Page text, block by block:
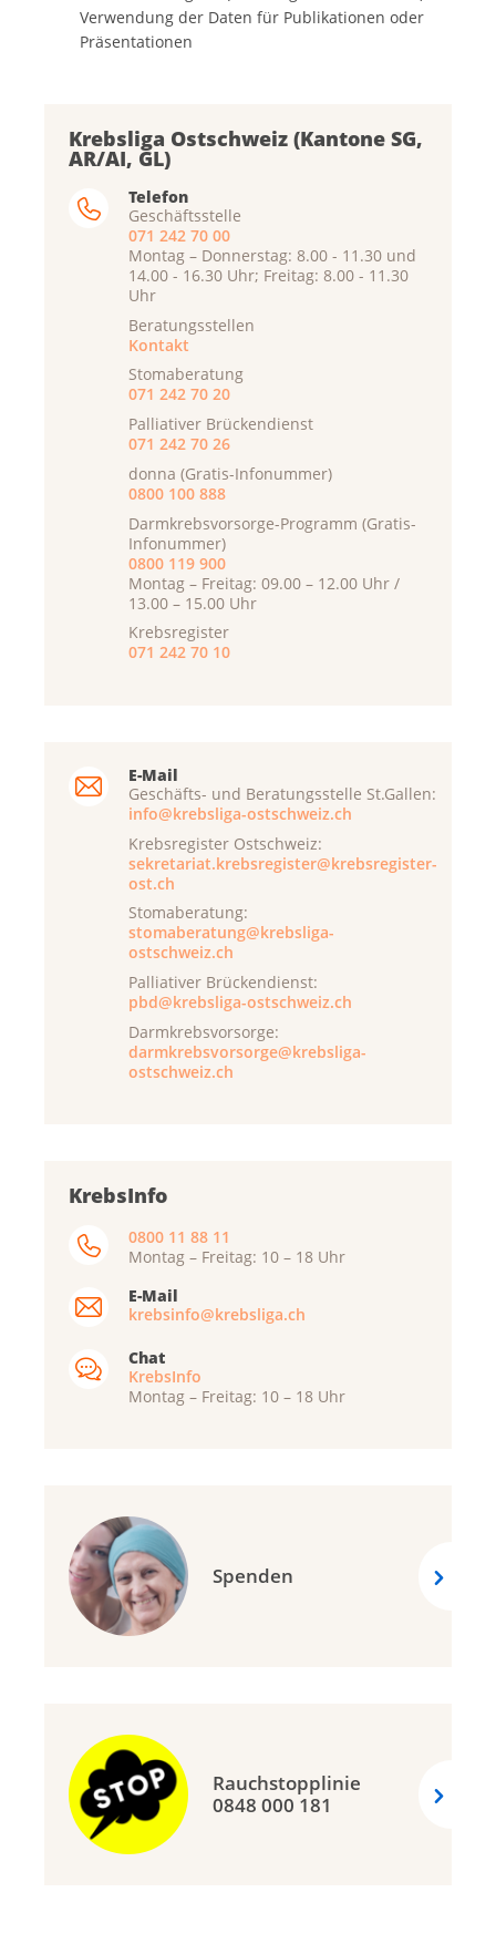
Verwendung der Daten für Publikationen oder
Präsentationen
Krebsliga Ostschweiz (Kantone SG,
AR/AI, GL)
Telefon
Geschäftsstelle
071 242 70 00
Montag – Donnerstag: 8.00 - 11.30 und
14.00 - 16.30 Uhr; Freitag: 8.00 - 11.30
Uhr
Beratungsstellen
Kontakt
Stomaberatung
071 242 70 20
Palliativer Brückendienst
071 242 70 26
donna (Gratis-Infonummer)
0800 100 888
Darmkrebsvorsorge-Programm (Gratis-
Infonummer)
0800 119 900
Montag – Freitag: 09.00 – 12.00 Uhr /
13.00 – 15.00 Uhr
Krebsregister
071 242 70 10
E-Mail
Geschäfts- und Beratungsstelle St.Gallen:
info@krebsliga-ostschweiz.ch
Krebsregister Ostschweiz:
sekretariat.krebsregister@krebsregister-
ost.ch
Stomaberatung:
stomaberatung@krebsliga-
ostschweiz.ch
Palliativer Brückendienst:
pbd@krebsliga-ostschweiz.ch
Darmkrebsvorsorge:
darmkrebsvorsorge@krebsliga-
ostschweiz.ch
KrebsInfo
0800 11 88 11
Montag – Freitag: 10 – 18 Uhr
E-Mail
krebsinfo@krebsliga.ch
Chat
KrebsInfo
Montag – Freitag: 10 – 18 Uhr
Spenden
Rauchstopplinie
0848 000 181